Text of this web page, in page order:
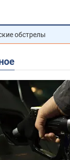
обстрелы